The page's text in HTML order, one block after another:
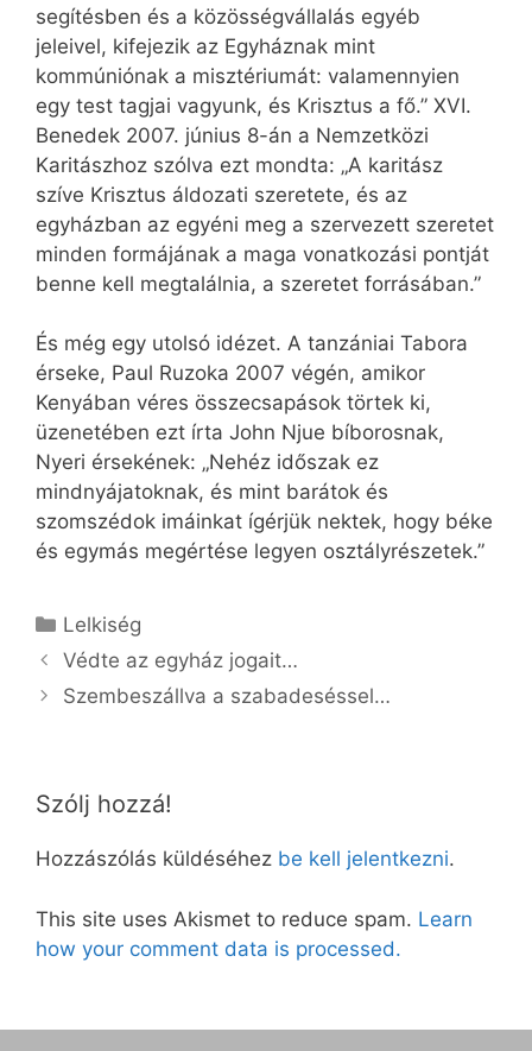
segítésben és a közösségvállalás egyéb
jeleivel, kifejezik az Egyháznak mint
kommúniónak a misztériumát: valamennyien
egy test tagjai vagyunk, és Krisztus a fő.” XVI.
Benedek 2007. június 8-án a Nemzetközi
Karitászhoz szólva ezt mondta: „A karitász
szíve Krisztus áldozati szeretete, és az
egyházban az egyéni meg a szervezett szeretet
minden formájának a maga vonatkozási pontját
benne kell megtalálnia, a szeretet forrásában.”
És még egy utolsó idézet. A tanzániai Tabora
érseke, Paul Ruzoka 2007 végén, amikor
Kenyában véres összecsapások törtek ki,
üzenetében ezt írta John Njue bíborosnak,
Nyeri érsekének: „Nehéz időszak ez
mindnyájatoknak, és mint barátok és
szomszédok imáinkat ígérjük nektek, hogy béke
és egymás megértése legyen osztályrészetek.”
Kategória
Lelkiség
Védte az egyház jogait…
Szembeszállva a szabadeséssel…
Szólj hozzá!
Hozzászólás küldéséhez be kell jelentkezni.
This site uses Akismet to reduce spam. Learn
how your comment data is processed.